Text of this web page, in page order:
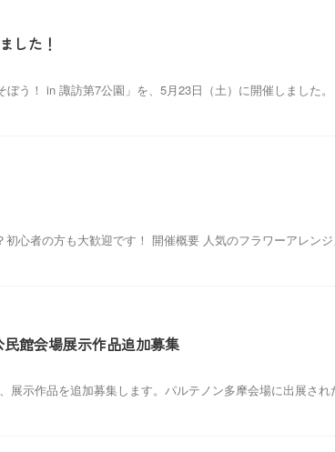
した！
う！ in 諏訪第7公園」を、5月23日（土）に開催しました
心者の方も大歓迎です！ 開催概要 人気のフラワーアレン
民館会場展示作品追加募集
示作品を追加募集します。パルテノン多摩会場に出展され